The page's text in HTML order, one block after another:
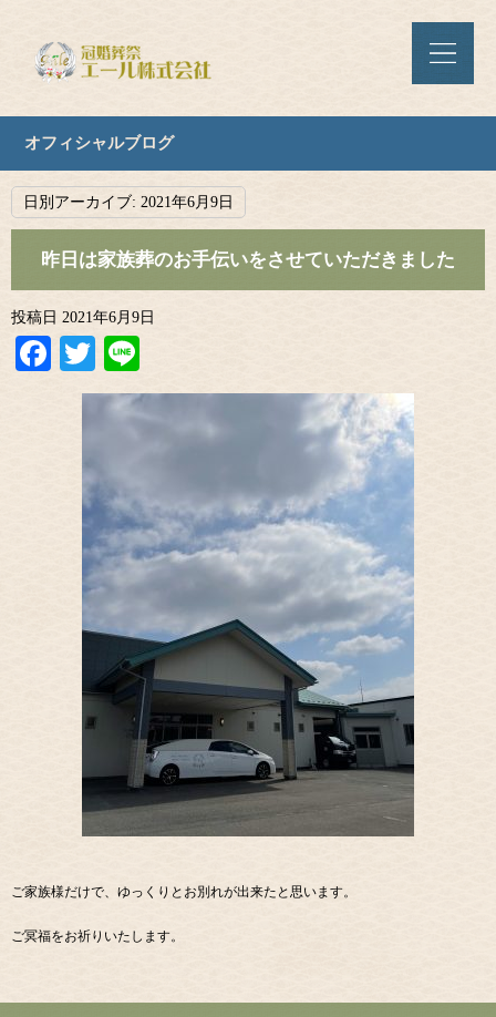
オフィシャルブログ
日別アーカイブ: 2021年6月9日
昨日は家族葬のお手伝いをさせていただきました
投稿日 2021年6月9日
Facebook
Twitter
ご家族様だけで、ゆっくりとお別れが出来たと思います。
ご冥福をお祈りいたします。